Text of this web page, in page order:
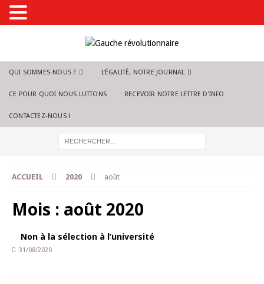
QUI SOMMES-NOUS ? L’ÉGALITÉ, NOTRE JOURNAL
CE POUR QUOI NOUS LUTTONS RECEVOIR NOTRE LETTRE D’INFO
CONTACTEZ-NOUS !
ACCUEIL 2020 août
Mois : août 2020
Non à la sélection à l’université
31/08/2020